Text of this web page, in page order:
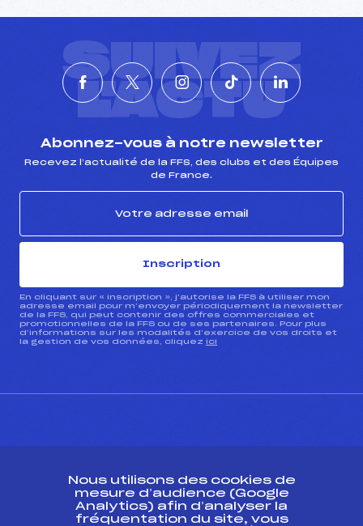
SUIVEZ
L'ACTU
Abonnez-vous à notre newsletter
Recevez l’actualité de la FFS, des clubs et des Équipes
de France.
Inscription
En cliquant sur « inscription », j’autorise la FFS à utiliser mon
adresse email pour m’envoyer périodiquement la newsletter
de la FFS, qui peut contenir des offres commerciales et
promotionnelles de la FFS ou de ses partenaires. Pour plus
d’informations sur les modalités d’exercice de vos droits et
la gestion de vos données, cliquez ici
Nous utilisons des cookies de
mesure d’audience (Google
Analytics) afin d’analyser la
fréquentation du site, vous